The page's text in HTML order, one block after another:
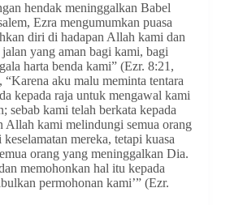
hendak meninggalkan Babel
Ezra mengumumkan puasa
diri di hadapan Allah kami dan
yang aman bagi kami, bagi
harta benda kami” (Ezr. 8:21,
aku malu meminta tentara
kepada raja untuk mengawal kami
sebab kami telah berkata kepada
Allah kami melindungi semua orang
mereka, tetapi kuasa
orang yang meninggalkan Dia.
memohonkan hal itu kepada
permohonan kami’” (Ezr.